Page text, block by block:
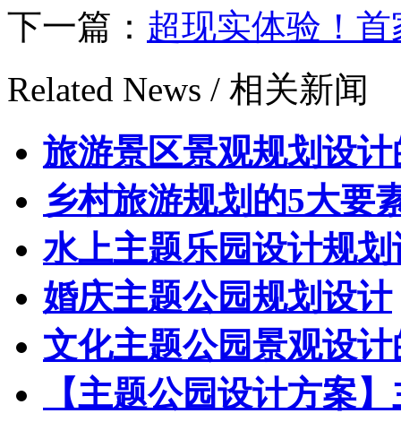
下一篇： 超现实体验！
Related News / 相关新闻
旅游景区景观规划设计
乡村旅游规划的5大要
水上主题乐园设计规划
婚庆主题公园规划设计
文化主题公园景观设计
【主题公园设计方案